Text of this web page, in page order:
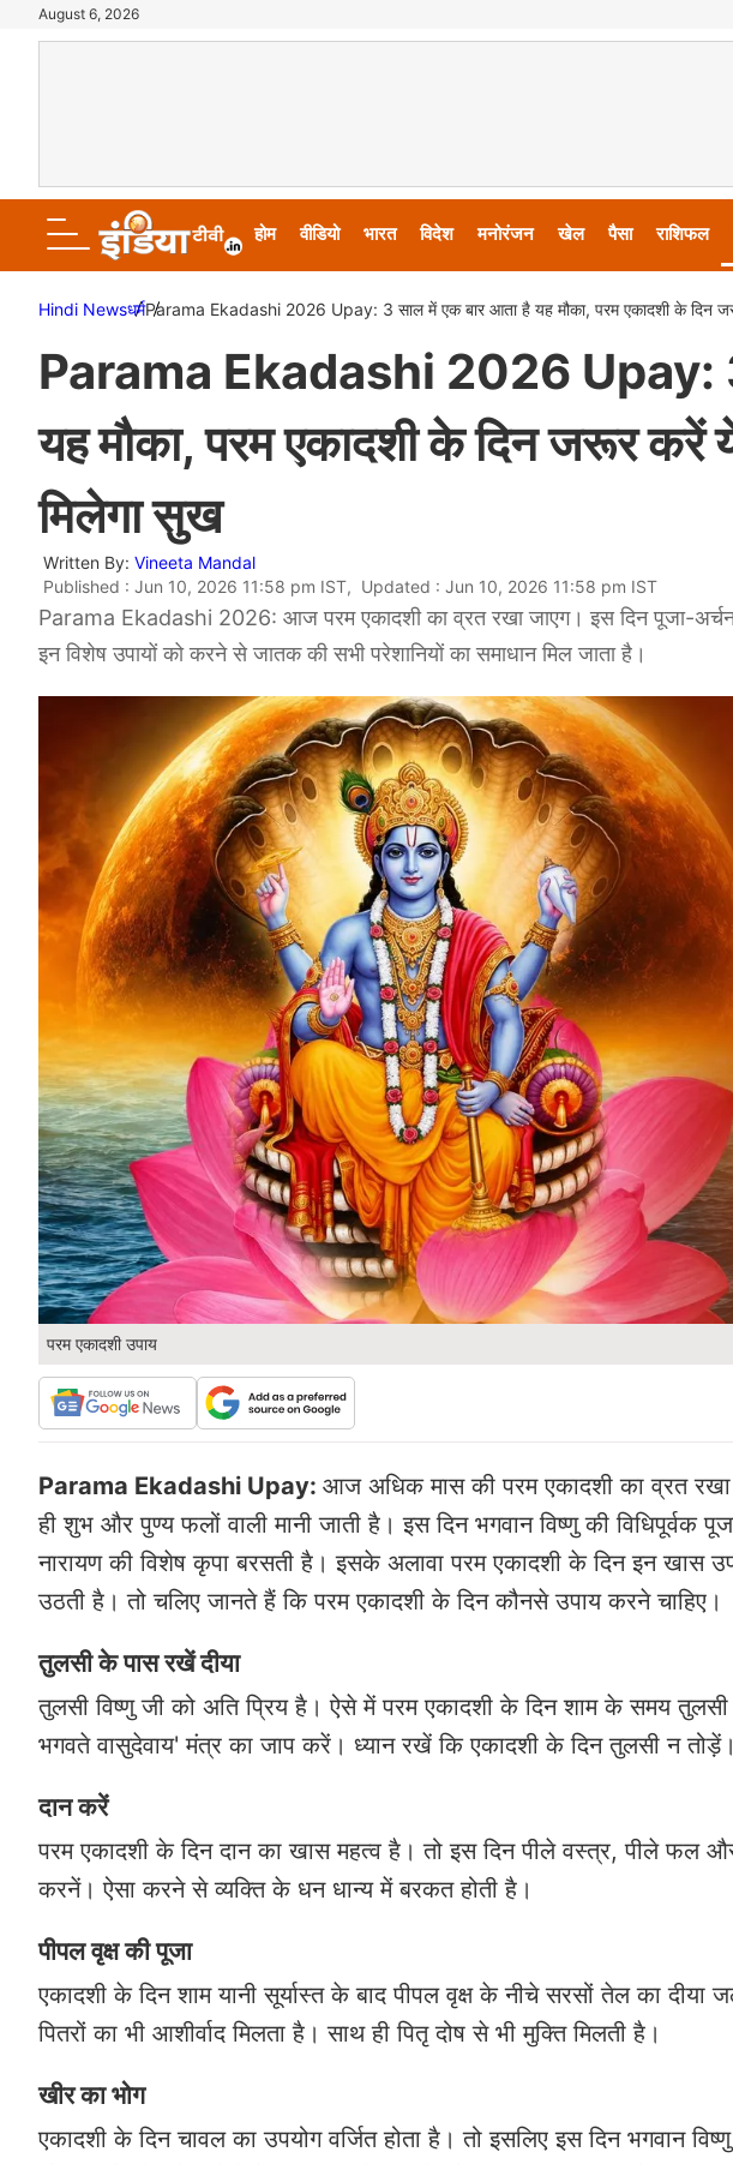
August 6, 2026
होम वीडियो भारत विदेश मनोरंजन खेल पैसा राशिफल
Hindi Newsधर्मParama Ekadashi 2026 Upay: 3 साल में एक बार आता है यह मौका, परम एकादशी के दिन
Parama Ekadashi 2026 Upay:
यह मौका, परम एकादशी के दिन जरूर करें
मिलेगा सुख
Written By: Vineeta Mandal
Published : Jun 10, 2026 11:58 pm IST, Updated : Jun 10, 2026 11:58 pm IST
Parama Ekadashi 2026: आज परम एकादशी का व्रत रखा जाएग। इस दिन पूजा-
इन विशेष उपायों को करने से जातक की सभी परेशानियों का समाधान मिल जाता है।
परम एकादशी उपाय
Parama Ekadashi Upay: आज अधिक मास की परम एकादशी का व्रत
ही शुभ और पुण्य फलों वाली मानी जाती है। इस दिन भगवान विष्णु की
नारायण की विशेष कृपा बरसती है। इसके अलावा परम एकादशी के दिन इन खास
उठती है। तो चलिए जानते हैं कि परम एकादशी के दिन कौनसे उपाय करने चाहिए।
तुलसी के पास रखें दीया
तुलसी विष्णु जी को अति प्रिय है। ऐसे में परम एकादशी के दिन शाम के समय
भगवते वासुदेवाय' मंत्र का जाप करें। ध्यान रखें कि एकादशी के दिन तुलसी न तोड़ें।
दान करें
परम एकादशी के दिन दान का खास महत्व है। तो इस दिन पीले वस्त्र, पीले फल
करनें। ऐसा करने से व्यक्ति के धन धान्य में बरकत होती है।
पीपल वृक्ष की पूजा
एकादशी के दिन शाम यानी सूर्यास्त के बाद पीपल वृक्ष के नीचे सरसों तेल का
पितरों का भी आशीर्वाद मिलता है। साथ ही पितृ दोष से भी मुक्ति मिलती है।
खीर का भोग
एकादशी के दिन चावल का उपयोग वर्जित होता है। तो इसलिए इस दिन भगवान